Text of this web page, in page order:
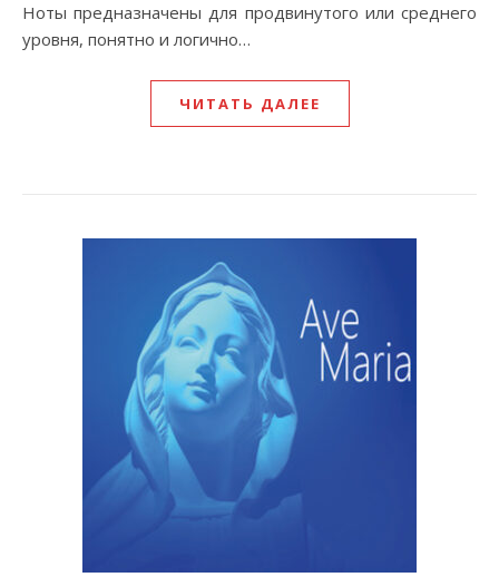
Ноты предназначены для продвинутого или среднего
уровня, понятно и логично…
ЧИТАТЬ ДАЛЕЕ